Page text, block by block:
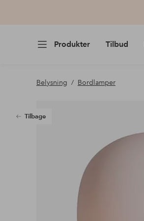
Produkter Tilbud
Belysning Bordlamper
Tilbage